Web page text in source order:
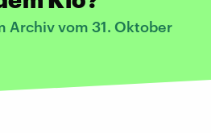
Archiv vom 31. Oktober